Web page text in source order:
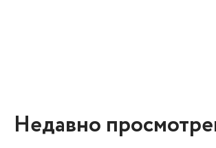
Недавно